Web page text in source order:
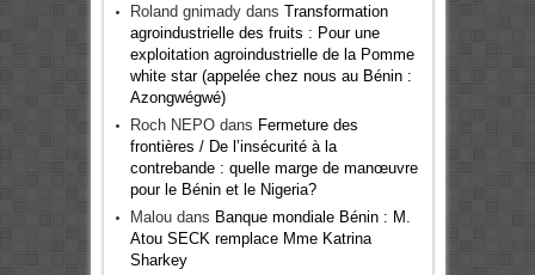
Roland gnimadydans Transformation
agroindustrielle des fruits : Pour une
exploitation agroindustrielle de la Pomme
white star (appelée chez nous au Bénin :
Azongwégwé)
Roch NEPOdans Fermeture des
frontières / De l’insécurité à la
contrebande : quelle marge de manœuvre
pour le Bénin et le Nigeria?
Maloudans Banque mondiale Bénin : M.
Atou SECK remplace Mme Katrina
Sharkey